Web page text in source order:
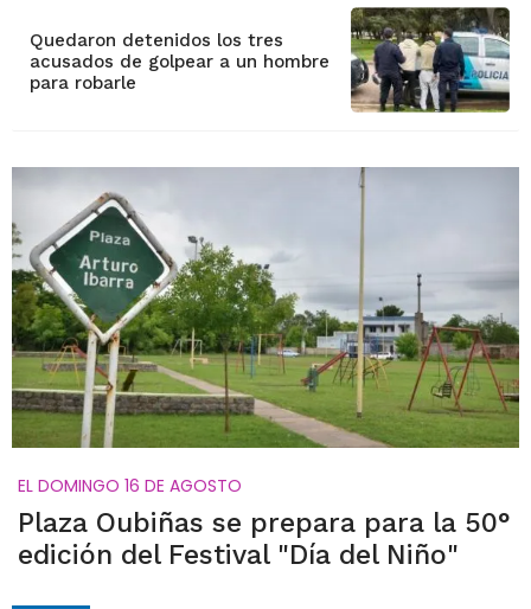
Quedaron detenidos los tres
acusados de golpear a un hombre
para robarle
EL DOMINGO 16 DE AGOSTO
Plaza Oubiñas se prepara para la 50°
edición del Festival "Día del Niño"